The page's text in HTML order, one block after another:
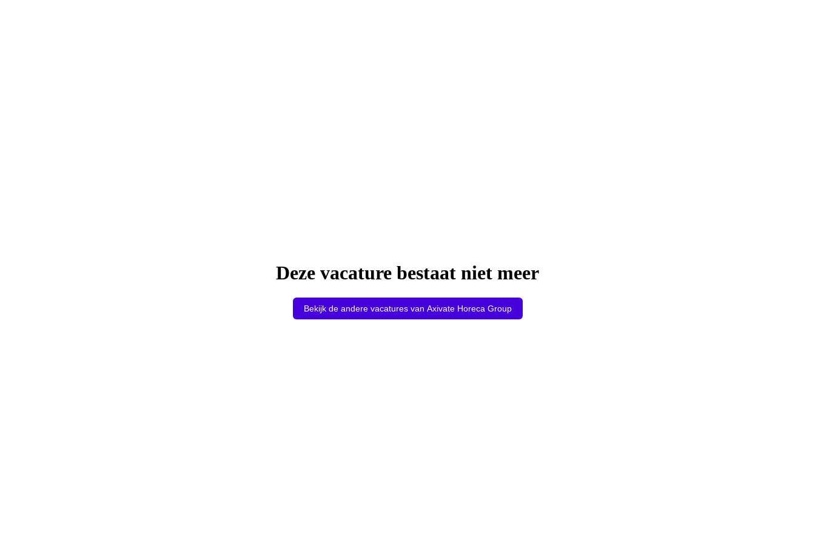
Deze vacature bestaat niet meer
Bekijk de andere vacatures van Axivate Horeca Group